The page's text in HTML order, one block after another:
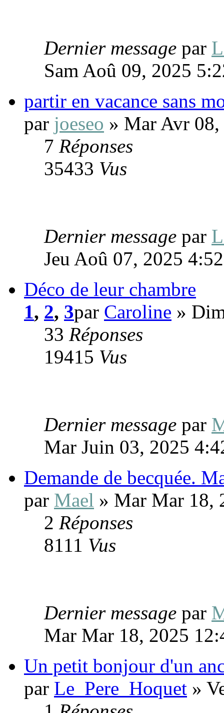
Dernier message par
Sam Aoû 09, 2025
partir en vacance sans
par joeseo » Mar Avr
7 Réponses
35433 Vus
Dernier message par
Jeu Aoû 07, 2025
Déco de leur chambre
1, 2, 3par Caroline »
33 Réponses
19415 Vus
Dernier message par
Mar Juin 03, 2025
Demande de becquée.
par Mael » Mar Mar 18,
2 Réponses
8111 Vus
Dernier message par
Mar Mar 18, 2025
Un petit bonjour d'un
par Le_Pere_Hoquet »